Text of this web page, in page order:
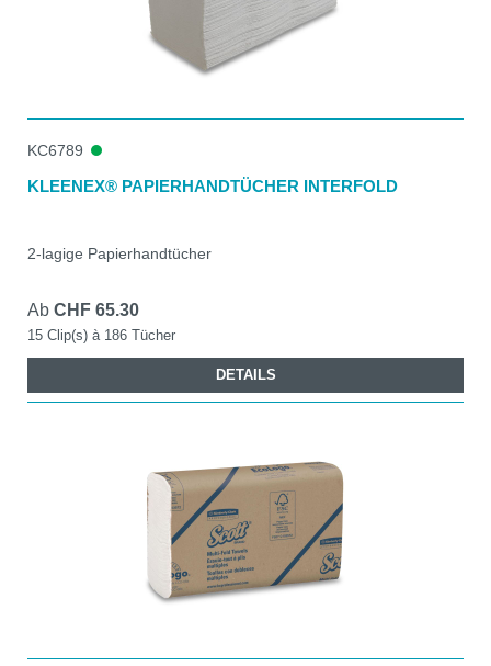
KC6789
KLEENEX® PAPIERHANDTÜCHER INTERFOLD
2-lagige Papierhandtücher
Ab CHF 65.30
15 Clip(s) à 186 Tücher
DETAILS